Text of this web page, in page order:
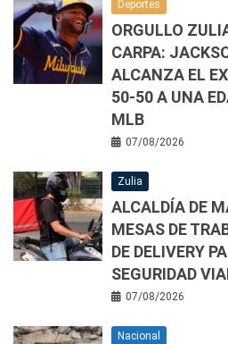
Deportes
ORGULLO
CARPA:
ALCANZA EL
50-50 A UNA
MLB
07/08/2026
Zulia
ALCALDÍA DE
MESAS DE
DE DELIVERY
SEGURIDAD
07/08/2026
Nacional